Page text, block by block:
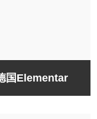
国Elementar